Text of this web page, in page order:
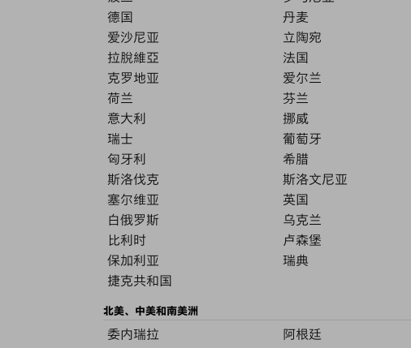
德国
丹麦
爱沙尼亚
立陶宛
拉脫維亞
法国
克罗地亚
爱尔兰
荷兰
芬兰
意大利
挪威
瑞士
葡萄牙
匈牙利
希腊
斯洛伐克
斯洛文尼亚
塞尔维亚
英国
白俄罗斯
乌克兰
比利时
卢森堡
保加利亚
瑞典
捷克共和国
北美、中美和南美洲
委内瑞拉
阿根廷